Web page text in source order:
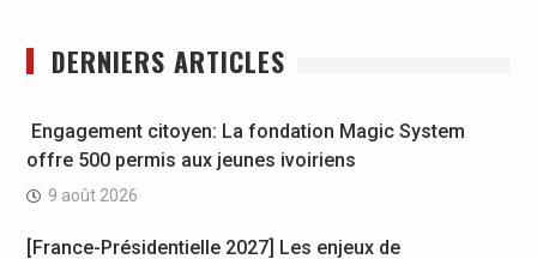
DERNIERS ARTICLES
Engagement citoyen: La fondation Magic System
offre 500 permis aux jeunes ivoiriens
9 août 2026
[France-Présidentielle 2027] Les enjeux de